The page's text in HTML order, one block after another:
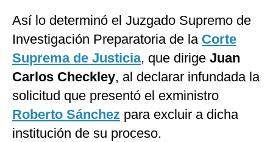
Así lo determinó el Juzgado Supremo de
Investigación Preparatoria de la Corte
Suprema de Justicia, que dirige Juan
Carlos Checkley, al declarar infundada la
solicitud que presentó el exministro
Roberto Sánchez para excluir a dicha
institución de su proceso.